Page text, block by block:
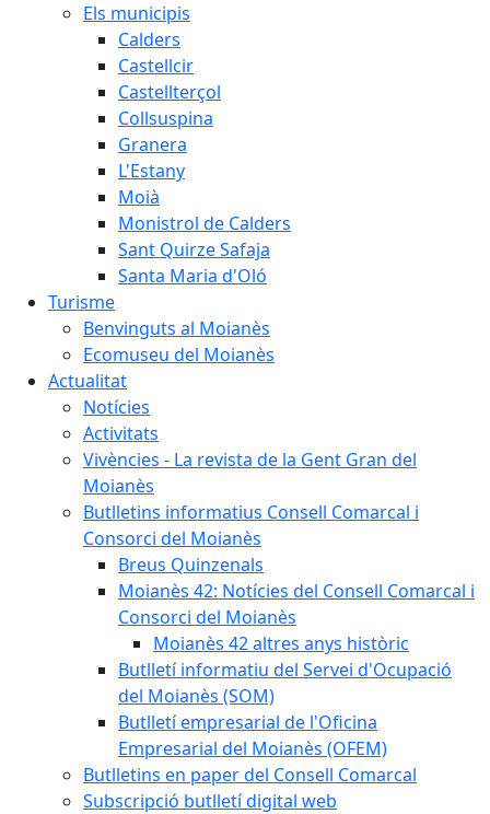
Els municipis
Calders
Castellcir
Castellterçol
Collsuspina
Granera
L'Estany
Moià
Monistrol de Calders
Sant Quirze Safaja
Santa Maria d'Oló
Turisme
Benvinguts al Moianès
Ecomuseu del Moianès
Actualitat
Notícies
Activitats
Vivències - La revista de la Gent Gran del
Moianès
Butlletins informatius Consell Comarcal i
Consorci del Moianès
Breus Quinzenals
Moianès 42: Notícies del Consell Comarcal i
Consorci del Moianès
Moianès 42 altres anys històric
Butlletí informatiu del Servei d'Ocupació
del Moianès (SOM)
Butlletí empresarial de l'Oficina
Empresarial del Moianès (OFEM)
Butlletins en paper del Consell Comarcal
Subscripció butlletí digital web